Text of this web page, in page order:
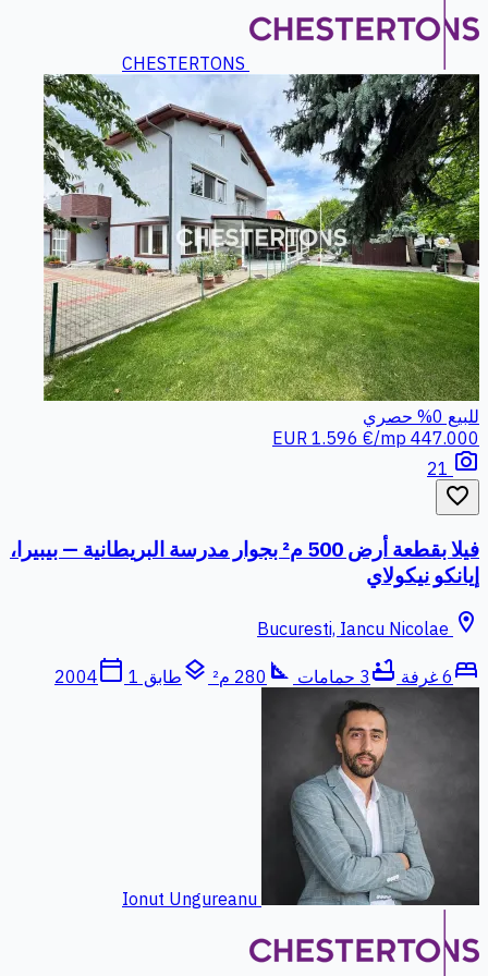
CHESTERTONS
للبيع 0%
حصري
447.000 EUR
1.596 €/mp
photo_camera
favorite_border
فيلا بقطعة أرض 500 م² بجوار مدرسة البريطانية — بيبيرا،
إيانكو نيكولاي
location_on
bed 6 غرفة bathtub 3 حمامات square_foot 280 م² layers طابق 1 calendar_today
2004
Ionut Ungureanu